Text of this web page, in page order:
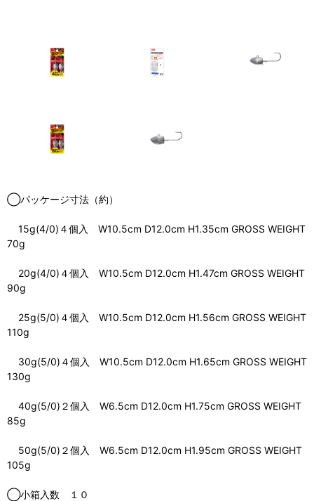
◯パッケージ寸法（約）
15g(4/0)４個入 W10.5cm D12.0cm H1.35cm GROSS WEIGHT
70g
20g(4/0)４個入 W10.5cm D12.0cm H1.47cm GROSS WEIGHT
90g
25g(5/0)４個入 W10.5cm D12.0cm H1.56cm GROSS WEIGHT
110g
30g(5/0)４個入 W10.5cm D12.0cm H1.65cm GROSS WEIGHT
130g
40g(5/0)２個入 W6.5cm D12.0cm H1.75cm GROSS WEIGHT
85g
50g(5/0)２個入 W6.5cm D12.0cm H1.95cm GROSS WEIGHT
105g
◯小箱入数 １０